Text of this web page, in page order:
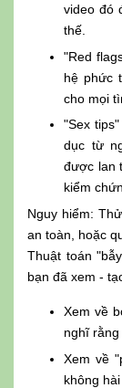
video đó
thế.
"Red
hệ phức
cho mọi
"Sex
dục từ
được lan
kiểm
Nguy hiểm:
an toàn, hoặc
Thuật toán
bạn đã xem -
Xem về
nghĩ
Xem về
không